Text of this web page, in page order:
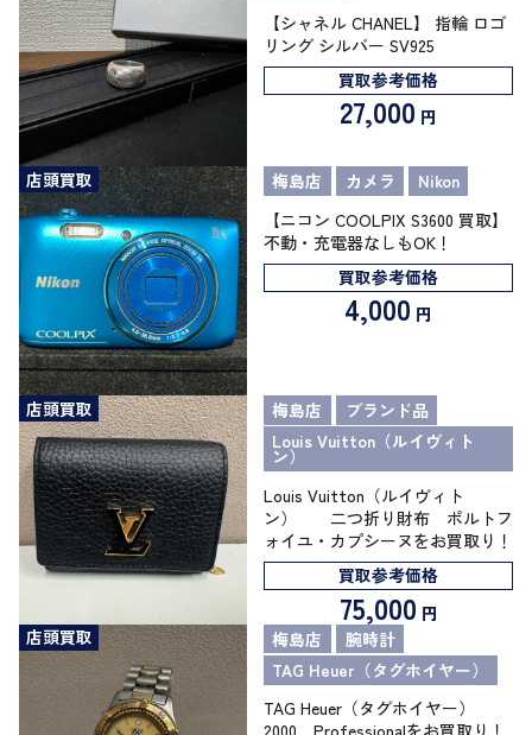
【シャネル CHANEL】 指輪 ロゴ
リング シルバー SV925
買取参考価格
27,000 円
店頭買取 梅島店 カメラ
Nikon
【ニコン COOLPIX S3600 買取】
不動・充電器なしもOK！
買取参考価格
4,000 円
店頭買取 梅島店
ブランド品
Louis Vuitton（ルイヴィト
ン）
Louis Vuitton（ルイヴィト
ン） 二つ折り財布 ポルトフ
ォイユ・カプシーヌをお買取り！
買取参考価格
75,000 円
店頭買取
梅島店
腕時計
TAG Heuer（タグホイヤー）
TAG Heuer（タグホイヤー）